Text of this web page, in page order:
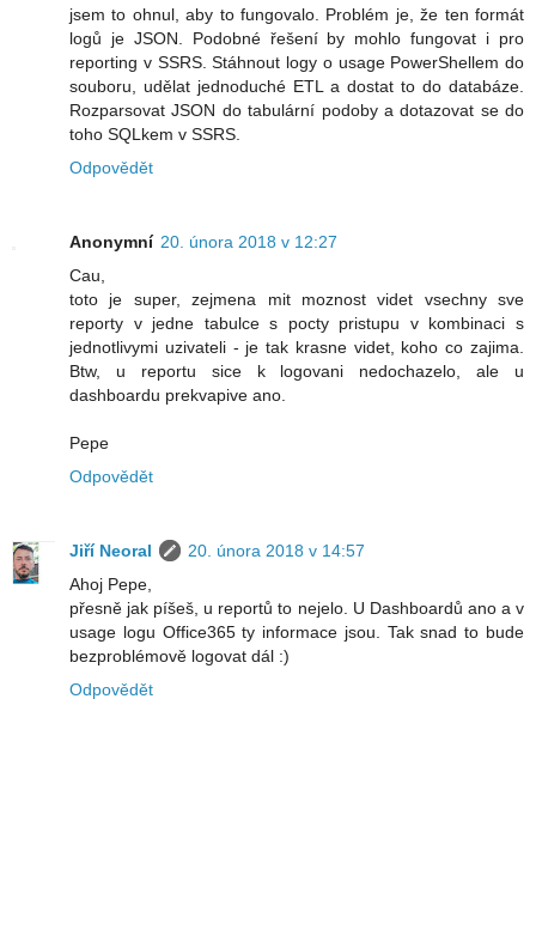
jsem to ohnul, aby to fungovalo. Problém je, že ten formát
logů je JSON. Podobné řešení by mohlo fungovat i pro
reporting v SSRS. Stáhnout logy o usage PowerShellem do
souboru, udělat jednoduché ETL a dostat to do databáze.
Rozparsovat JSON do tabulární podoby a dotazovat se do
toho SQLkem v SSRS.
Odpovědět
Anonymní 20. února 2018 v 12:27
Cau,
toto je super, zejmena mit moznost videt vsechny sve
reporty v jedne tabulce s pocty pristupu v kombinaci s
jednotlivymi uzivateli - je tak krasne videt, koho co zajima.
Btw, u reportu sice k logovani nedochazelo, ale u
dashboardu prekvapive ano.
Pepe
Odpovědět
Jiří Neoral
20. února 2018 v 14:57
Ahoj Pepe,
přesně jak píšeš, u reportů to nejelo. U Dashboardů ano a v
usage logu Office365 ty informace jsou. Tak snad to bude
bezproblémově logovat dál :)
Odpovědět